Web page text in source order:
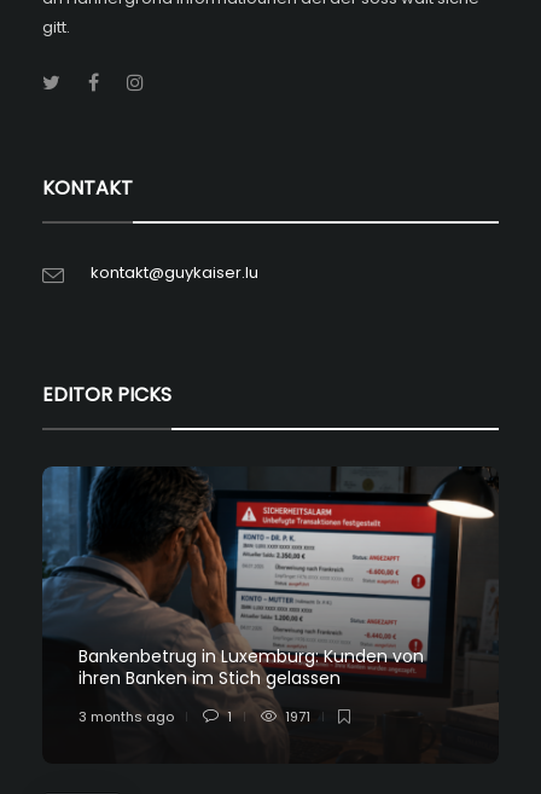
gitt.
KONTAKT
kontakt@guykaiser.lu
EDITOR PICKS
Bankenbetrug in Luxemburg: Kunden von
ihren Banken im Stich gelassen
3 months ago 1 1971